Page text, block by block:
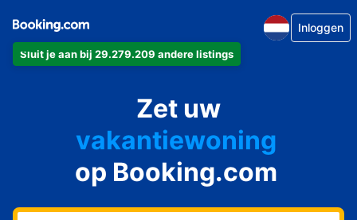
Sluit je aan bij 29.279.209 andere listings
Inloggen
Zet uw
appartement
hotel
vakantiewoning
pension
bed & breakfast
op Booking.com